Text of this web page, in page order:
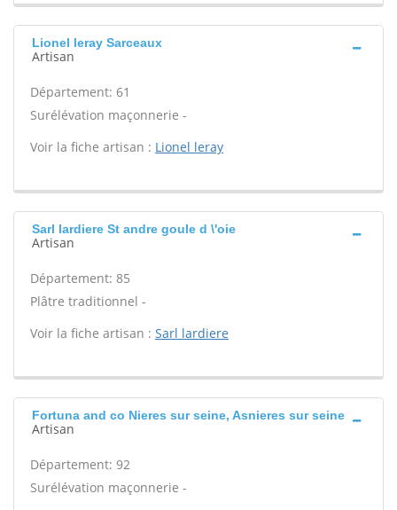
Lionel leray Sarceaux
Artisan
Département: 61
Surélévation maçonnerie -
Voir la fiche artisan : Lionel leray
Sarl lardiere St andre goule d \'oie
Artisan
Département: 85
Plâtre traditionnel -
Voir la fiche artisan : Sarl lardiere
Fortuna and co Nieres sur seine, Asnieres sur seine
Artisan
Département: 92
Surélévation maçonnerie -